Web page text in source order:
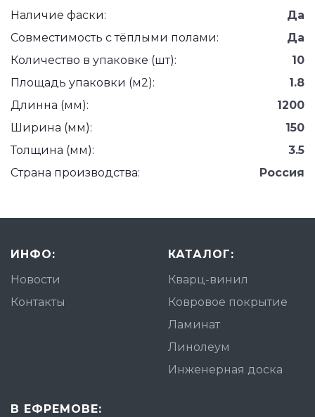
Наличие фаски:
Да
Совместимость с тёплыми полами:
Да
Количество в упаковке (шт):
10
Площадь упаковки (м2):
1.8
Длинна (мм):
1200
Ширина (мм):
150
Толщина (мм):
3.5
Страна производства:
Россия
ИНФО:
Новости
Контакты
КАТАЛОГ:
Кварц-винил
Ковровое покрытие
Ламинат
Линолеум
Инженерная доска
В ЕФРЕМОВЕ: